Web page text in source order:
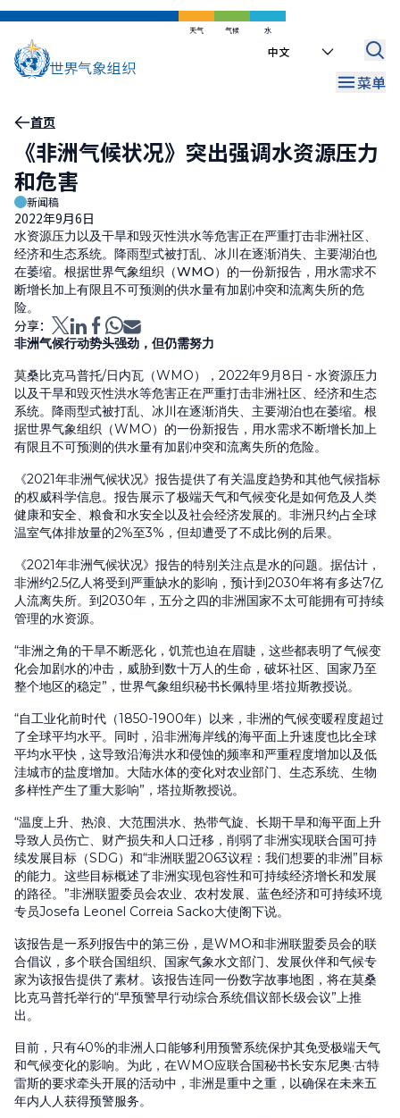
跳
天气 气候 水
Select
菜单
面
包
屑
首页
《非洲气候状况》突出强调水资源压力
和危害
新闻稿
2022年9月6日
水资源压力以及干旱和毁灭性洪水等危害正在严重打击非洲社区、
经济和生态系统。降雨型式被打乱、冰川在逐渐消失、主要湖泊也
在萎缩。根据世界气象组织（WMO）的一份新报告，用水需求不
断增长加上有限且不可预测的供水量有加剧冲突和流离失所的危
险。
分享：
非洲气候行动势头强劲，但仍需努力
莫桑比克马普托/日内瓦（WMO），2022年9月8日 - 水资源压力
以及干旱和毁灭性洪水等危害正在严重打击非洲社区、经济和生态
系统。降雨型式被打乱、冰川在逐渐消失、主要湖泊也在萎缩。根
据世界气象组织（WMO）的一份新报告，用水需求不断增长加上
有限且不可预测的供水量有加剧冲突和流离失所的危险。
《2021年非洲气候状况》报告提供了有关温度趋势和其他气候指标
的权威科学信息。报告展示了极端天气和气候变化是如何危及人类
健康和安全、粮食和水安全以及社会经济发展的。非洲只约占全球
温室气体排放量的2%至3%，但却遭受了不成比例的后果。
《2021年非洲气候状况》报告的特别关注点是水的问题。据估计，
非洲约2.5亿人将受到严重缺水的影响，预计到2030年将有多达7亿
人流离失所。到2030年，五分之四的非洲国家不太可能拥有可持续
管理的水资源。
“非洲之角的干旱不断恶化，饥荒也迫在眉睫，这些都表明了气候变
化会加剧水的冲击，威胁到数十万人的生命，破坏社区、国家乃至
整个地区的稳定”，世界气象组织秘书长佩特里·塔拉斯教授说。
“自工业化前时代（1850-1900年）以来，非洲的气候变暖程度超过
了全球平均水平。同时，沿非洲海岸线的海平面上升速度也比全球
平均水平快，这导致沿海洪水和侵蚀的频率和严重程度增加以及低
洼城市的盐度增加。大陆水体的变化对农业部门、生态系统、生物
多样性产生了重大影响”，塔拉斯教授说。
“温度上升、热浪、大范围洪水、热带气旋、长期干旱和海平面上升
导致人员伤亡、财产损失和人口迁移，削弱了非洲实现联合国可持
续发展目标（SDG）和“非洲联盟2063议程：我们想要的非洲”目标
的能力。这些目标概述了非洲实现包容性和可持续经济增长和发展
的路径。”非洲联盟委员会农业、农村发展、蓝色经济和可持续环境
专员Josefa Leonel Correia Sacko大使阁下说。
该报告是一系列报告中的第三份，是WMO和非洲联盟委员会的联
合倡议，多个联合国组织、国家气象水文部门、发展伙伴和气候专
家为该报告提供了素材。该报告连同一份数字故事地图，将在莫桑
比克马普托举行的“早预警早行动综合系统倡议部长级会议”上推
出。
目前，只有40%的非洲人口能够利用预警系统保护其免受极端天气
和气候变化的影响。为此，在WMO应联合国秘书长安东尼奥·古特
雷斯的要求牵头开展的活动中，非洲是重中之重，以确保在未来五
年内人人获得预警服务。